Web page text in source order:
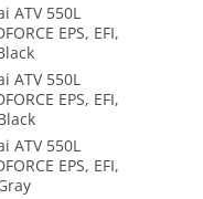
ATV 550L
EPS, EFI,
ATV 550L
EPS, EFI,
ATV 550L
EPS, EFI,